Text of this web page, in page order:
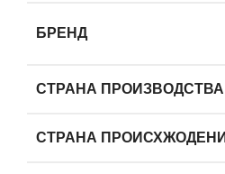
БРЕНД
СТРАНА ПРОИЗВОДСТВА
СТРАНА